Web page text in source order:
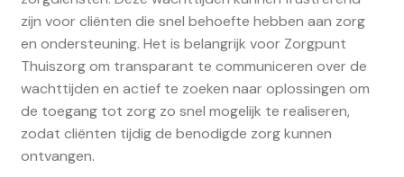
zijn voor cliënten die snel behoefte hebben aan zorg
en ondersteuning. Het is belangrijk voor Zorgpunt
Thuiszorg om transparant te communiceren over de
wachttijden en actief te zoeken naar oplossingen om
de toegang tot zorg zo snel mogelijk te realiseren,
zodat cliënten tijdig de benodigde zorg kunnen
ontvangen.